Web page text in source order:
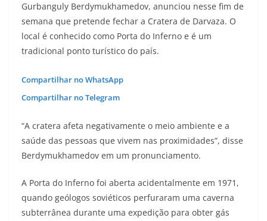
Gurbanguly Berdymukhamedov, anunciou nesse fim de
semana que pretende fechar a Cratera de Darvaza. O
local é conhecido como Porta do Inferno e é um
tradicional ponto turístico do país.
Compartilhar no WhatsApp
Compartilhar no Telegram
“A cratera afeta negativamente o meio ambiente e a
saúde das pessoas que vivem nas proximidades”, disse
Berdymukhamedov em um pronunciamento.
A Porta do Inferno foi aberta acidentalmente em 1971,
quando geólogos soviéticos perfuraram uma caverna
subterrânea durante uma expedição para obter gás